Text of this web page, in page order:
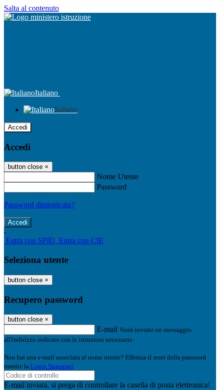
Salta al contenuto
Italiano
Italiano
Accedi
Accedi
button close ×
Nome Utente
Password
Password dimenticata?
-
Entra con SPID Entra con CIE
Seleziona utente
button close ×
Recupero password
button close ×
E-mail Verrà inviato un messaggio
all'indirizzo indicato con le istruzioni necessarie.
Non hai una e-mail associata al nome utente? Effettua il reset della password
tramite la Login Spaggiari
E-mail inviata, si prega di controllare la casella di posta elettronica!